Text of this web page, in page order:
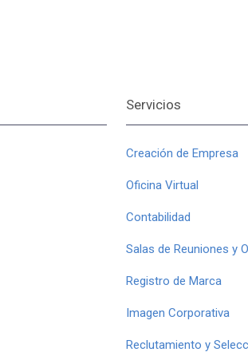
Servicios
Creación de Empresa
Oficina Virtual
Contabilidad
Salas de Reuniones y
Registro de Marca
Imagen Corporativa
Reclutamiento y